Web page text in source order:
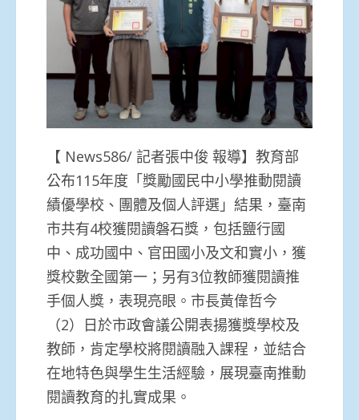
【 News586/ 記者張中俊 報導】教育部
公布115年度「獎勵國民中小學推動閱讀
績優學校、團體及個人評選」結果，臺南
市共有4校獲閱讀磐石獎，包括鹽行國
中、成功國中、官田國小及文和實小，獲
獎校數全國第一；另有3位教師獲閱讀推
手個人獎，表現亮眼。市長黃偉哲今
（2）日於市政會議公開表揚獲獎學校及
教師，肯定學校將閱讀融入課程，並結合
在地特色與學生生活經驗，展現臺南推動
閱讀教育的扎實成果。